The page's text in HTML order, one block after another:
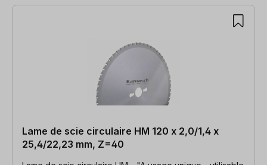
71 articles trouvés
Lame de scie circulaire HM 120 x 2,0/1,4 x
25,4/22,23 mm, Z=40